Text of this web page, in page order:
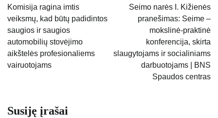
tarp
įrašų
Komisija ragina imtis
veiksmų, kad būtų padidintos
saugios ir saugios
automobilių stovėjimo
aikštelės profesionaliems
vairuotojams
Seimo narės I. Kižienės
pranešimas: Seime –
mokslinė-praktinė
konferencija, skirta
slaugytojams ir socialiniams
darbuotojams | BNS
Spaudos centras
Susiję įrašai